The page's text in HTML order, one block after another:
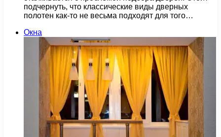
подчернуть, что классические виды дверных
полотен как-то не весьма подходят для того…
Окна